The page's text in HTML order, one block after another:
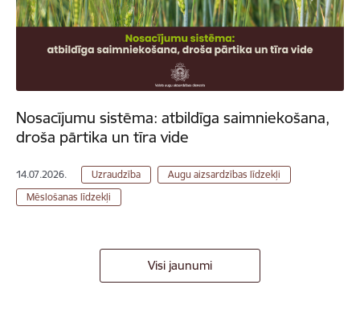
Nosacījumu sistēma: atbildīga saimniekošana,
droša pārtika un tīra vide
14.07.2026. Uzraudzība
Augu aizsardzības līdzekļi
Mēslošanas līdzekļi
Visi jaunumi